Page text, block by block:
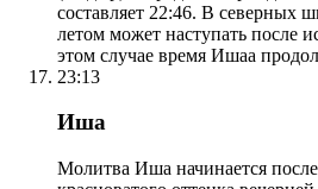
составляет 22:46. В северных
летом может наступать после
этом случае время Ишаа
23:13
Иша
Молитва Иша начинается